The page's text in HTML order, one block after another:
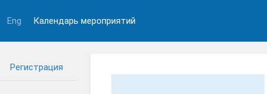
Eng Календарь мероприятий
Регистрация